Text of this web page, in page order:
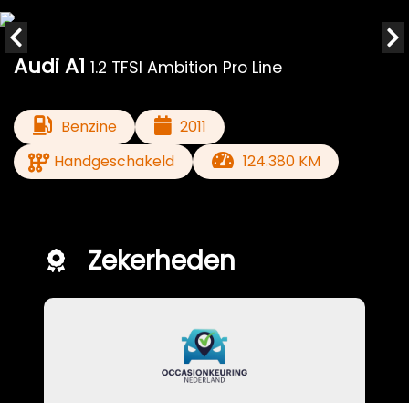
Audi A1 1.2 TFSI Ambition Pro Line
Benzine
2011
Handgeschakeld
124.380 KM
Zekerheden